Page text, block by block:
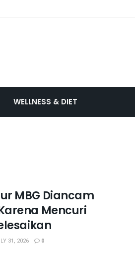
WELLNESS & DIET
MBG Diancam
Mencuri
31, 2026 0